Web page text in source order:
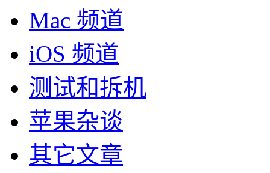
Mac 频道
iOS 频道
测试和拆机
苹果杂谈
其它文章